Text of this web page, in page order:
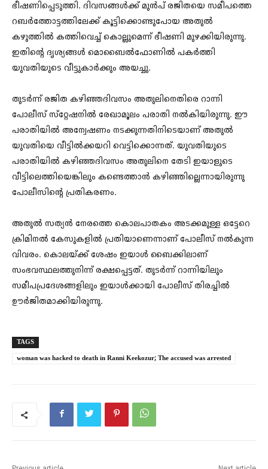
ഭീഷണിപ്പെടുത്തി. ദിവസങ്ങള്‍ക്ക് മുന്‍പ് രജിതയെ സമീപത്തെ
റബര്‍ത്തോട്ടത്തിലേക്ക് കൂട്ടിക്കൊണ്ടുപോയ അതുൽ
കഴുത്തില്‍ കത്തിവെച്ച് കൊല്ലുമെന്ന് ഭീഷണി മുഴക്കിയിരുന്നു.
ഇതിന്റെ ദൃശ്യങ്ങള്‍ മൊബൈല്‍ഫോണില്‍ പകര്‍ത്തി
യുവതിയുടെ വീട്ടുകാർക്കും അയച്ചു.
തുടർന്ന് രജിത കഴിഞ്ഞദിവസം അതുലിനെതിരെ റാന്നി
പോലീസ് സ്‌റ്റേഷനില്‍ രേഖാമൂലം പരാതി നല്‍കിയിരുന്നു. ഈ
പരാതിയില്‍ അന്വേഷണം നടക്കുന്നതിനിടെയാണ് അതുല്‍
യുവതിയെ വീട്ടില്‍ക്കയറി വെട്ടിക്കൊന്നത്. യുവതിയുടെ
പരാതിയില്‍ കഴിഞ്ഞദിവസം അതുലിനെ തേടി ഇയാളുടെ
വീട്ടിലെത്തിയെങ്കിലും കണ്ടെത്താന്‍ കഴിഞ്ഞില്ലെന്നായിരുന്നു
പോലീസിന്റെ പ്രതികരണം.
അതുല്‍ സത്യന്‍ നേരത്തെ കൊലപാതകം അടക്കമുള്ള ഒട്ടേറെ
ക്രിമിനല്‍ കേസുകളില്‍ പ്രതിയാണെന്നാണ് പോലീസ് നല്‍കുന്ന
വിവരം. കൊലയ്ക്ക് ശേഷം ഇയാള്‍ ബൈക്കിലാണ്
സംഭവസ്ഥലത്തുനിന്ന് രക്ഷപ്പെട്ടത്. തുടര്‍ന്ന് റാന്നിയിലും
സമീപപ്രദേശങ്ങളിലും ഇയാള്‍ക്കായി പോലീസ് തിരച്ചില്‍
ഊര്‍ജിതമാക്കിയിരുന്നു.
TAGS
woman was hacked to death in Ranni Keekozur; The accused was arrested